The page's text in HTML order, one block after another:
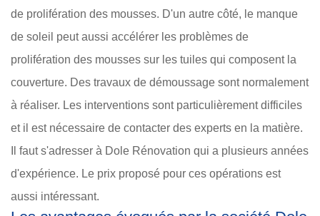
de prolifération des mousses. D'un autre côté, le manque
de soleil peut aussi accélérer les problèmes de
prolifération des mousses sur les tuiles qui composent la
couverture. Des travaux de démoussage sont normalement
à réaliser. Les interventions sont particulièrement difficiles
et il est nécessaire de contacter des experts en la matière.
Il faut s'adresser à Dole Rénovation qui a plusieurs années
d'expérience. Le prix proposé pour ces opérations est
aussi intéressant.